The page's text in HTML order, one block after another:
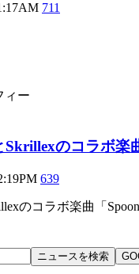
711
ィー
のコラボ楽
639
のコラボ楽曲「
ニュースを検索